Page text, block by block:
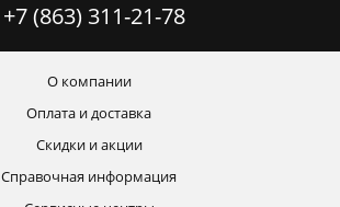
+7 (863) 311-21-78
О компании
Оплата и доставка
Скидки и акции
Справочная информация